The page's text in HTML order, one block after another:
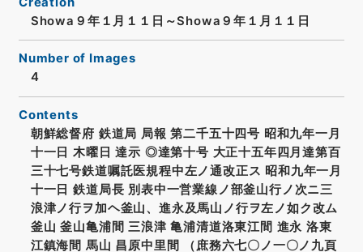
Showa９年１月１１日～Showa９年１月１１日
Number of Images
4
Contents
朝鮮総督府 鉄道局 局報 第二千五十四号 昭和九年一月
十一日 木曜日 達示 ◎達第十号 大正十五年四月達第百
三十七号鉄道嘱託医規程中左ノ通改正ス 昭和九年一月
十一日 鉄道局長 別表中一営業線ノ部釜山行ノ次ニ三
浪津ノ行ヲ加ヘ釜山、進永及馬山ノ行ヲ左ノ如ク改ム
釜山 釜山亀浦間 三浪津 亀浦清道洛東江間 進永 洛東
江鎮海間 馬山 昌原中里間 （庶務六七〇ノ一〇ノ九頁